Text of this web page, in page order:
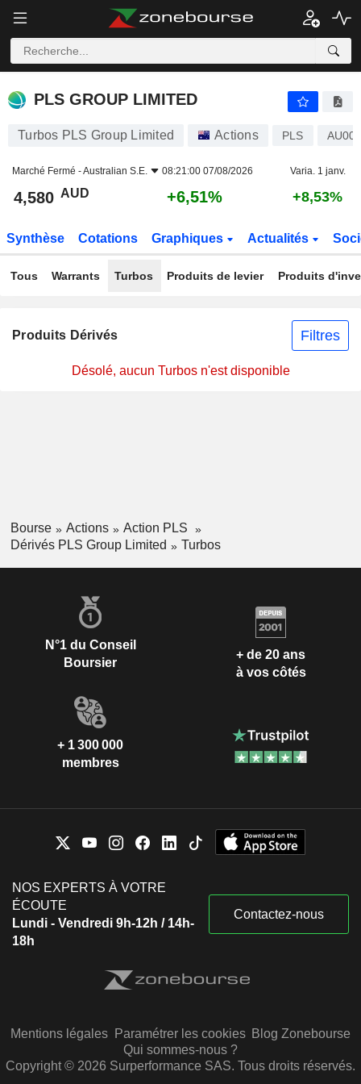
PLS GROUP LIMITED
PLS GROUP LIMITED
Turbos PLS Group Limited Actions PLS
Marché Fermé -Australian S.E. 08:21:00 07/08/2026 Varia. 1 janv.
4,580 AUD +6,51% +8,53%
Synthèse Cotations Graphiques Actualités
Tous Warrants Turbos Produits de levier Produits
Produits Dérivés Filtres
Désolé, aucun Turbos n'est disponible
Bourse Actions
Action PLS
Dérivés PLS Group Limited
Turbos
N°1 du Conseil
Boursier
+ de 20 ans
à vos côtés
+ 1 300 000
membres
NOS EXPERTS À VOTRE
ÉCOUTE
Lundi - Vendredi 9h-12h / 14h-
18h
Contactez-nous
Mentions légales Paramétrer les cookies Blog Zonebourse
Qui sommes-nous ?
Copyright © 2026 Surperformance SAS. Tous droits réservés.